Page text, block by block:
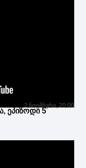
2 ნოემბერი, 20:00
ეპიზოდი 5